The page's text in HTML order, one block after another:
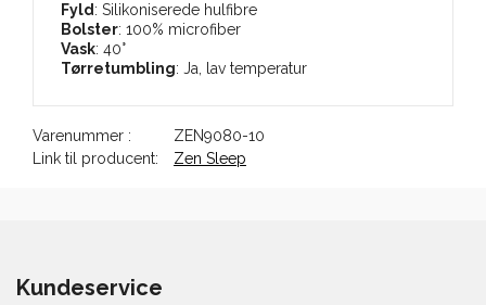
Fyld : Silikoniserede hulfibre
Bolster: 100% microfiber
Vask: 40°
Tørretumbling: Ja, lav temperatur
Varenummer :
ZEN9080-10
Link til producent:
Zen Sleep
Kundeservice